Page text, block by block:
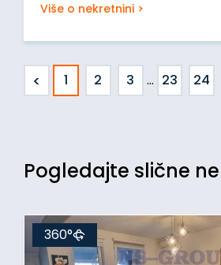
Više o nekretnini >
< 1 2 3 ... 23 24
Pogledajte slične
360°